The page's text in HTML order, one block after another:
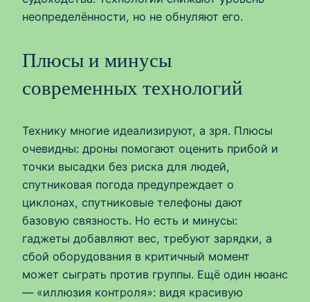
неопределённости, но не обнуляют его.
Плюсы и минусы
современных технологий
Технику многие идеализируют, а зря. Плюсы
очевидны: дроны помогают оценить прибой и
точки высадки без риска для людей,
спутниковая погода предупреждает о
циклонах, спутниковые телефоны дают
базовую связность. Но есть и минусы:
гаджеты добавляют вес, требуют зарядки, а
сбой оборудования в критичный момент
может сыграть против группы. Ещё один нюанс
— «иллюзия контроля»: видя красивую